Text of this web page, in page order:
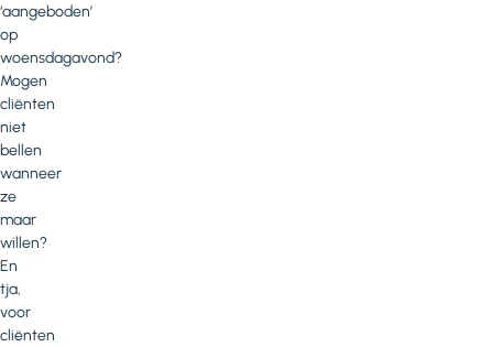
‘aangeboden’
op
woensdagavond?
Mogen
cliënten
niet
bellen
wanneer
ze
maar
willen?
En
tja,
voor
cliënten